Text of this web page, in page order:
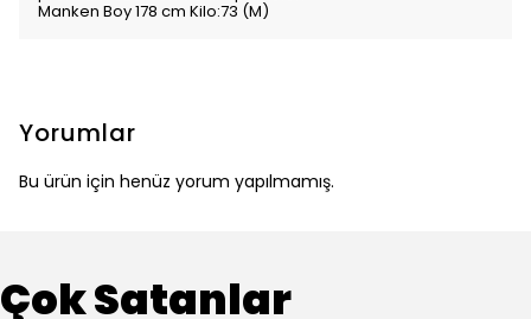
Manken Boy 178 cm Kilo:73 (M)
Yorumlar
Bu ürün için henüz yorum yapılmamış.
Çok Satanlar